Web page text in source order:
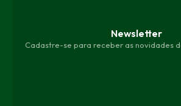
Newsletter
Cadastre-se para receber as novidades